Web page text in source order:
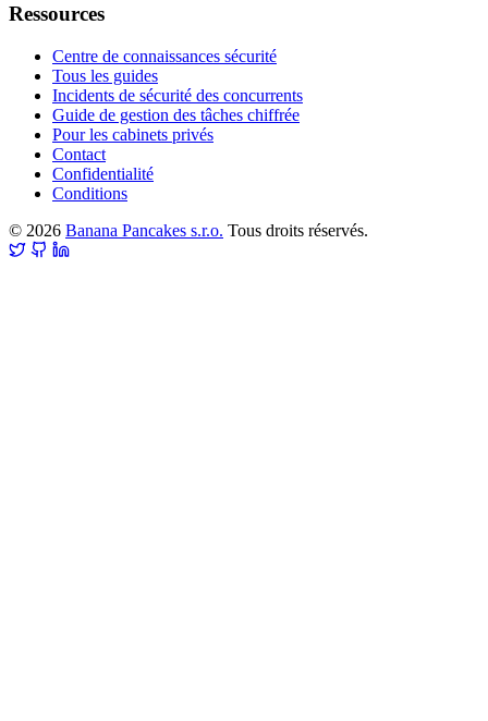
Ressources
Centre de connaissances sécurité
Tous les guides
Incidents de sécurité des concurrents
Guide de gestion des tâches chiffrée
Pour les cabinets privés
Contact
Confidentialité
Conditions
© 2026 Banana Pancakes s.r.o. Tous droits réservés.